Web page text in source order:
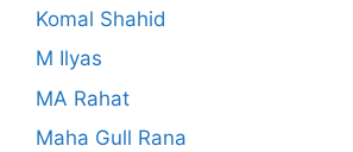
Komal Shahid
M Ilyas
MA Rahat
Maha Gull Rana